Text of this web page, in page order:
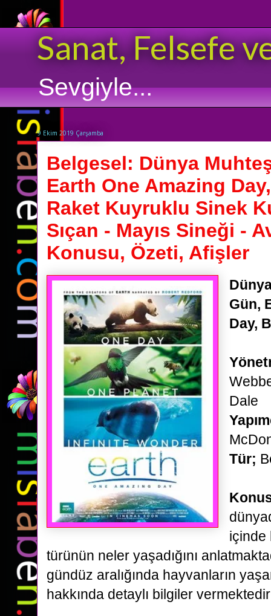
Sanat, Felsefe
Sevgiyle...
9 Ekim 2019 Çarşamba
Belgesel: Dünya
Earth One Amazing
Raket Kuyruklu Sinek
Sıçan - Mayıs Sineği -
Konusu, Özeti, Afişler
Gün,
Day,
Dale
Tür;
türünün neler yaşadığını
gündüz aralığında hayvanların
hakkında detaylı bilgiler